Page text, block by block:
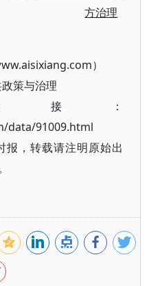
方治理
）
策与治理
接：
data/91009.html
报，转载请注明原始出